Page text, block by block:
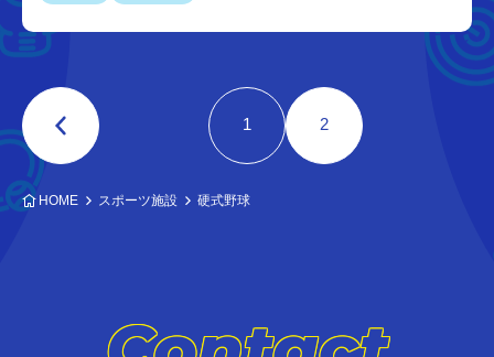
1 2
HOME スポーツ施設 硬式野球